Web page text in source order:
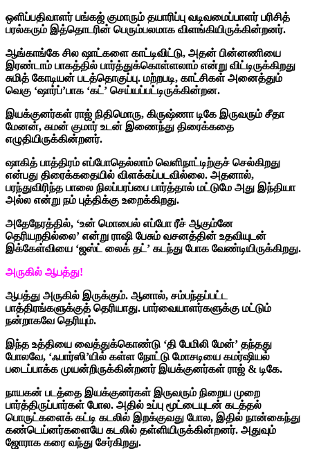
ஒளிப்பதிவாளர் பங்கஜ் குமாரும் தயாரிப்பு வடிவமைப்பாளர் பரிசித்
பரல்கரும் இத்தொடரின் பெரும்பலமாக விளங்கியிருக்கின்றனர்.
ஆங்காங்கே சில ஷாட்களை காட்டிவிட்டு, அதன் பின்னணியை
இரண்டாம் பாகத்தில் பார்த்துக்கொள்ளலாம் என்று விட்டிருக்கிறது
சுமித் கோடியன் படத்தொகுப்பு. மற்றபடி, காட்சிகள் அனைத்தும்
வெகு ‘ஷார்ப்’பாக ‘கட்’ செய்யப்பட்டிருக்கின்றன.
இயக்குனர்கள் ராஜ் நிதிமொரு, கிருஷ்ணா டிகே இருவரும் சீதா
மேனன், சுமன் குமார் உடன் இணைந்து திரைக்கதை
எழுதியிருக்கின்றனர்.
ஷாகித் பாத்திரம் எப்போதெல்லாம் வெளிநாட்டிற்குச் செல்கிறது
என்பது திரைக்கதையில் விளக்கப்படவில்லை. அதனால்,
பரந்துவிரிந்த பாலை நிலப்பரப்பை பார்த்தால் மட்டுமே அது இந்தியா
அல்ல என்று நம் புத்திக்கு உறைக்கிறது.
அதேநேரத்தில், ‘உன் மொபைல் எப்போ ரீச் ஆகும்னே
தெரியறதில்லை’ என்று ராஷி பேசும் வசனத்தின் உதவியுடன்
இக்கேள்வியை ‘ஜஸ்ட் லைக் தட்’ கடந்து போக வேண்டியிருக்கிறது.
அருகில் ஆபத்து!
ஆபத்து அருகில் இருக்கும். ஆனால், சம்பந்தப்பட்ட
பாத்திரங்களுக்குத் தெரியாது. பார்வையாளர்களுக்கு மட்டும்
நன்றாகவே தெரியும்.
இந்த உத்தியை வைத்துக்கொண்டு ‘தி பேமிலி மேன்’ தந்தது
போலவே, ‘ஃபார்ஸி’யில் கள்ள நோட்டு மோசடியை கமர்ஷியல்
படைப்பாக்க முயன்றிருக்கின்றனர் இயக்குனர்கள் ராஜ் & டிகே.
நாயகன் படத்தை இயக்குனர்கள் இருவரும் நிறைய முறை
பார்த்திருப்பார்கள் போல. அதில் உப்பு மூட்டையுடன் கடத்தல்
பொருட்களைக் கட்டி கடலில் இறக்குவது போல, இதில் நான்கைந்து
கண்டெய்னர்களையே கடலில் தள்ளியிருக்கின்றனர். அதுவும்
ஜோராக கரை வந்து சேர்கிறது.